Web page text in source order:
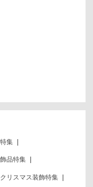
集
品特集
クリスマス装飾特集